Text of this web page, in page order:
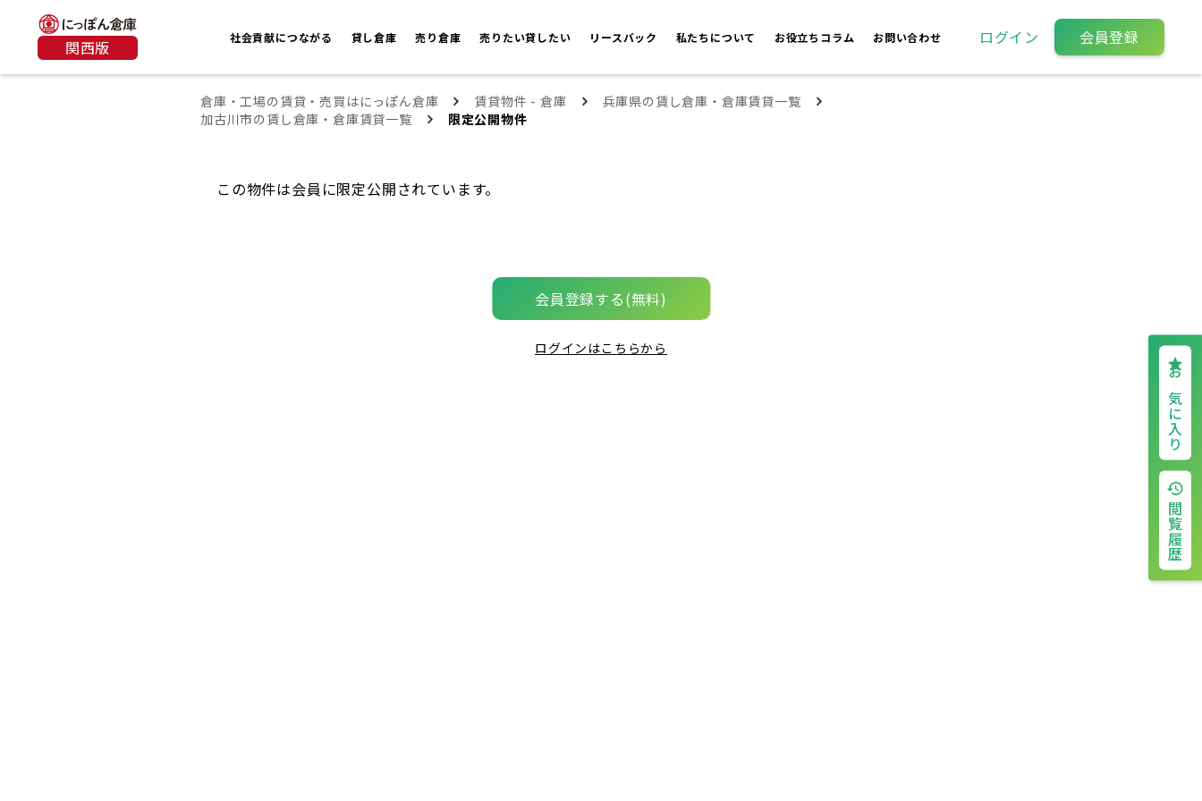
関西版 社会貢献につながる 貸し倉庫 売り倉庫 売りたい貸したい リースバック 私たちについて お役立ちコラム お問い合わせ ログイン 会員登録
倉庫・工場の賃貸・売買はにっぽん倉庫 賃貸物件 - 倉庫
兵庫県の賃し倉庫・倉庫賃貸一覧
加古川市の賃し倉庫・倉庫賃貸一覧
限定公開物件
お気に入り
閲覧履歴
この物件は会員に限定公開されています。
会員登録する(無料)
ログインはこちらから